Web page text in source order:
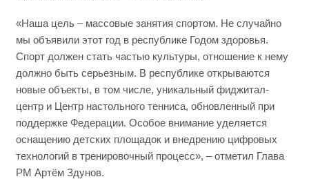
«Наша цель – массовые занятия спортом. Не случайно
мы объявили этот год в республике Годом здоровья.
Спорт должен стать частью культуры, отношение к нему
должно быть серьезным. В республике открываются
новые объекты, в том числе, уникальный фиджитал-
центр и Центр настольного тенниса, обновленный при
поддержке Федерации. Особое внимание уделяется
оснащению детских площадок и внедрению цифровых
технологий в тренировочный процесс», – отметил Глава
РМ Артём Здунов.